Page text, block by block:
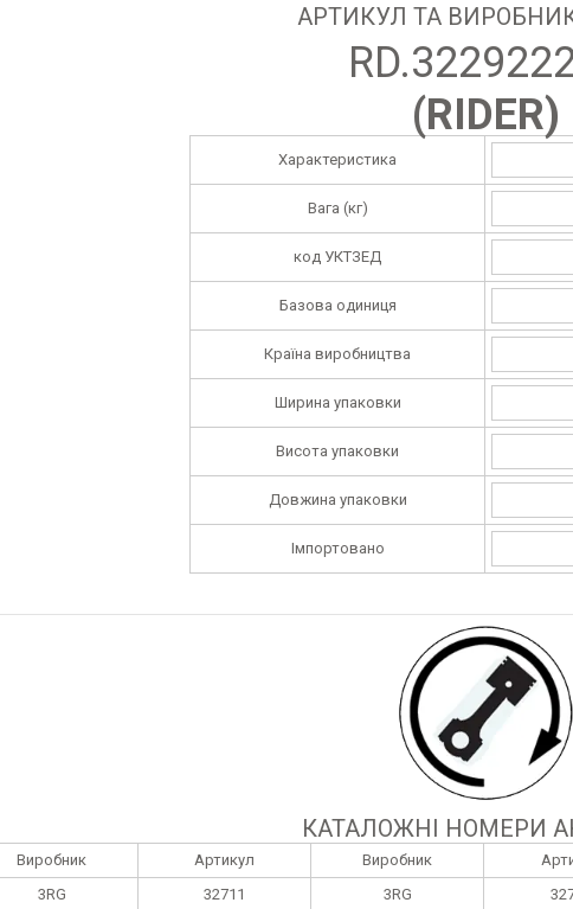
АРТИКУЛ ТА
(RIDER)
Характеристика
Вага (кг)
код УКТЗЕД
Базова одиниця
Країна виробництва
Ширина упаковки
Висота упаковки
Довжина упаковки
Імпортовано
КАТАЛОЖНІ НОМЕРИ
Виробник Артикул Виробник
3RG
32711 3RG